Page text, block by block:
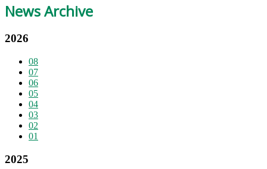
News Archive
2026
08
07
06
05
04
03
02
01
2025